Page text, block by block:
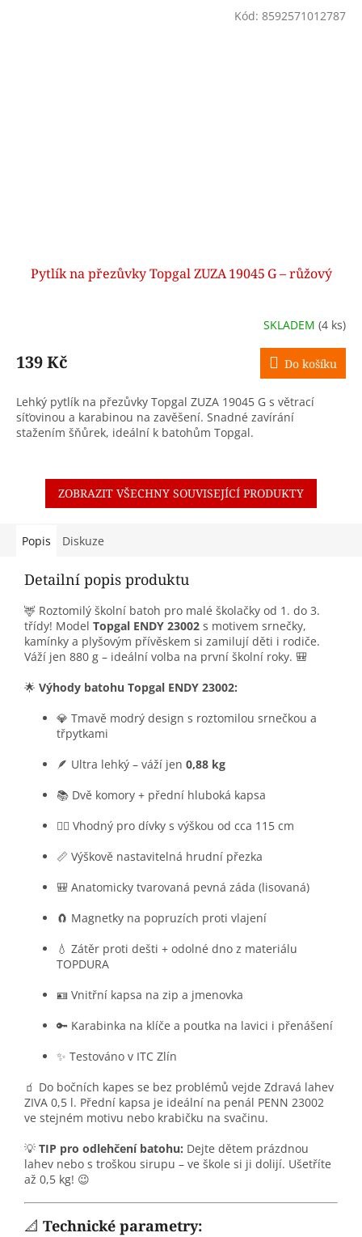
Pytlík na přezůvky Topgal ZUZA 19045 G – růžový
SKLADEM (4 ks)
139 Kč Do košíku
Lehký pytlík na přezůvky Topgal ZUZA 19045 G s větrací
síťovinou a karabinou na zavěšení. Snadné zavírání
stažením šňůrek, ideální k batohům Topgal.
Kód: 8592571012787
ZOBRAZIT VŠECHNY SOUVISEJÍCÍ PRODUKTY
Popis Diskuze
Detailní popis produktu
🦌 Roztomilý školní batoh pro malé školačky od 1. do 3.
třídy! Model Topgal ENDY 23002 s motivem srnečky,
kamínky a plyšovým přívěskem si zamilují děti i rodiče.
Váží jen 880 g – ideální volba na první školní roky. 🎒
🌟 Výhody batohu Topgal ENDY 23002:
💎 Tmavě modrý design s roztomilou srnečkou a
třpytkami
🪶 Ultra lehký – váží jen 0,88 kg
📚 Dvě komory + přední hluboká kapsa
🧍‍♀️ Vhodný pro dívky s výškou od cca 115 cm
📏 Výškově nastavitelná hrudní přezka
🎒 Anatomicky tvarovaná pevná záda (lisovaná)
🧲 Magnetky na popruzích proti vlajení
💧 Zátěr proti dešti + odolné dno z materiálu
TOPDURA
🪪 Vnitřní kapsa na zip a jmenovka
🔑 Karabinka na klíče a poutka na lavici i přenášení
✨ Testováno v ITC Zlín
🧃 Do bočních kapes se bez problémů vejde Zdravá lahev
ZIVA 0,5 l. Přední kapsa je ideální na penál PENN 23002
ve stejném motivu nebo krabičku na svačinu.
💡 TIP pro odlehčení batohu: Dejte dětem prázdnou
lahev nebo s troškou sirupu – ve škole si ji dolijí. Ušetříte
až 0,5 kg! 😉
📐 Technické parametry: